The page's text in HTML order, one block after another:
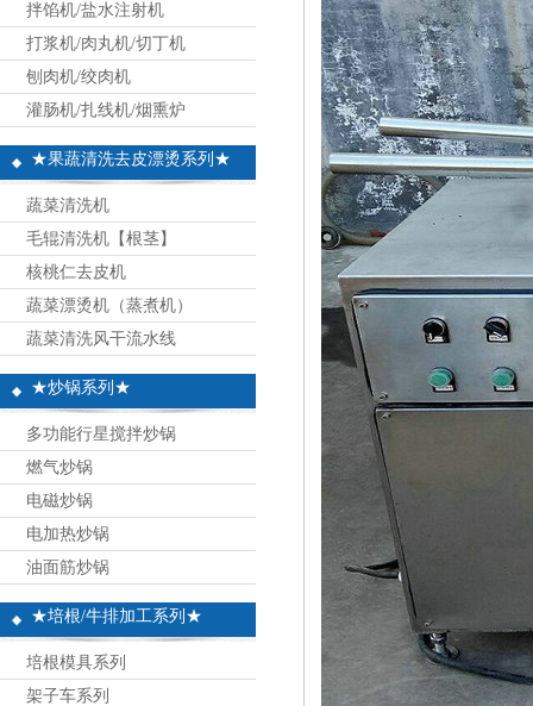
拌馅机/盐水注射机
打浆机/肉丸机/切丁机
刨肉机/绞肉机
灌肠机/扎线机/烟熏炉
★果蔬清洗去皮漂烫系列★
蔬菜清洗机
毛辊清洗机【根茎】
核桃仁去皮机
蔬菜漂烫机（蒸煮机）
蔬菜清洗风干流水线
★炒锅系列★
多功能行星搅拌炒锅
燃气炒锅
电磁炒锅
电加热炒锅
油面筋炒锅
★培根/牛排加工系列★
培根模具系列
架子车系列